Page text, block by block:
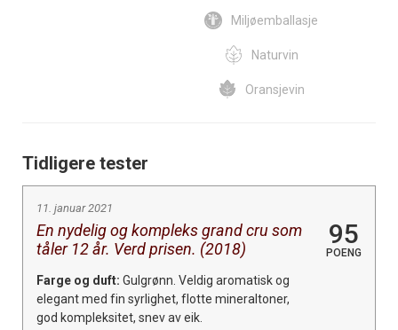
Miljøemballasje
Naturvin
Oransjevin
Tidligere tester
11. januar 2021
En nydelig og kompleks grand cru som
tåler 12 år. Verd prisen. (2018)
95
POENG
Farge og duft: Gulgrønn. Veldig aromatisk og
elegant med fin syrlighet, flotte mineraltoner,
god kompleksitet, snev av eik.